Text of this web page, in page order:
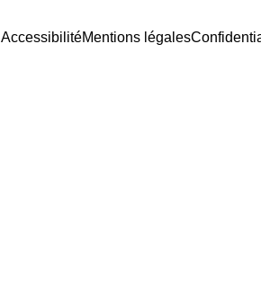
AccessibilitéMentions légales